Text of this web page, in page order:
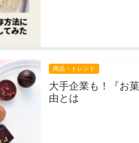
大手企業も！『お
由とは
商品・トレンド